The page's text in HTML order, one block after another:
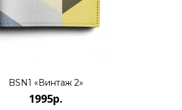
BSN1 «Винтаж 2»
1995р.